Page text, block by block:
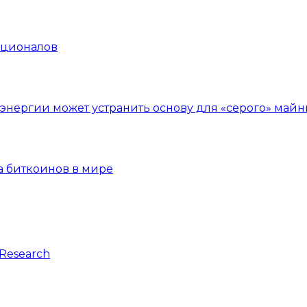
может устранить основу для «серого»
биткоинов в мире